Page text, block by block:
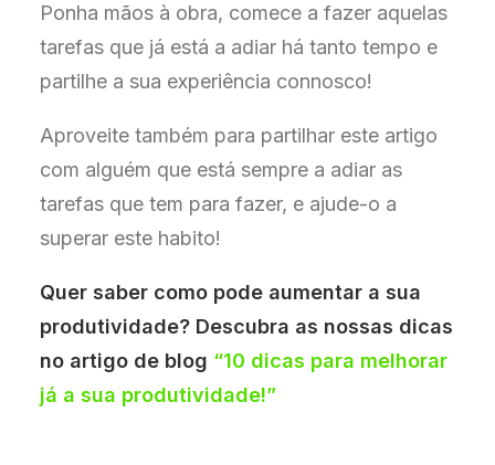
Ponha mãos à obra, comece a fazer aquelas
tarefas que já está a adiar há tanto tempo e
partilhe a sua experiência connosco!
Aproveite também para partilhar este artigo
com alguém que está sempre a adiar as
tarefas que tem para fazer, e ajude-o a
superar este habito!
Quer saber como pode aumentar a sua
produtividade? Descubra as nossas dicas
no artigo de blog “10 dicas para melhorar
já a sua produtividade!”